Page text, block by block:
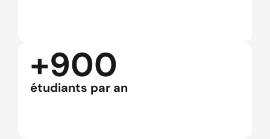
+900
étudiants par an